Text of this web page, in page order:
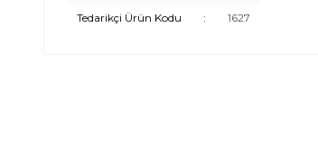
Tedarikçi Ürün Kodu : 1627